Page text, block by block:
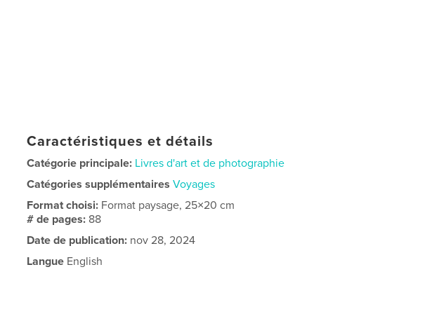
Caractéristiques et détails
Catégorie principale: Livres d'art et de photographie
Catégories supplémentaires Voyages
Format choisi: Format paysage, 25×20 cm
# de pages: 88
Date de publication: nov 28, 2024
Langue English